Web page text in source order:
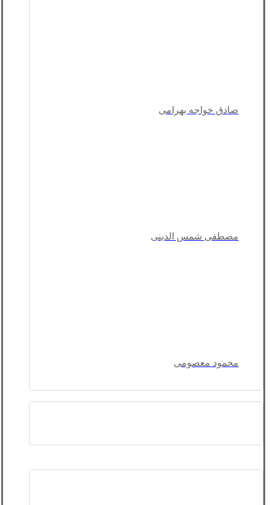
صادق خواجه بهرامی
مصطفی شمس الدینی
محمود معصومی